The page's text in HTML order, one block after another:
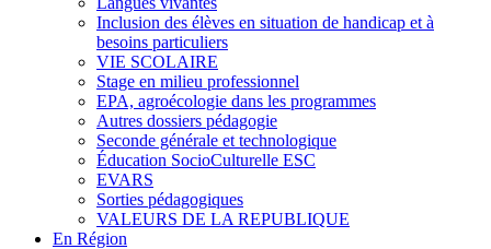
Inclusion des élèves en situation de handicap et à
besoins particuliers
VIE SCOLAIRE
Stage en milieu professionnel
EPA, agroécologie dans les programmes
Autres dossiers pédagogie
Seconde générale et technologique
Éducation SocioCulturelle ESC
EVARS
Sorties pédagogiques
VALEURS DE LA REPUBLIQUE
En Région